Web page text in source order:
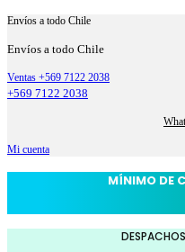
Envíos a todo Chile
Envíos a todo Chile
Ventas +569 7122 2038
+569 7122 2038
Mi cuenta
MÍNIMO DE